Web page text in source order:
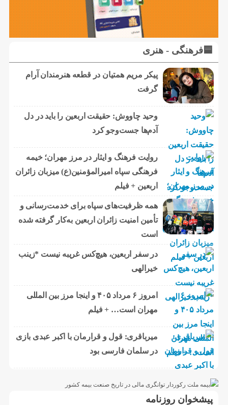
🟦فرهنگی - هنری
پیکر مریم همتیان در قطعه هنرمندان آرام
گرفت
وحید چاووش: حقیقت اربعین را باید در دل
آدم‌ها جست‌وجو کرد
روایت فرهنگ و ایثار در مرز مهران؛ خیمه
فرهنگی سپاه امیرالمؤمنین(ع) میزبان زائران
اربعین + فیلم
همه ظرفیت‌های سپاه برای خدمت‌رسانی و
تأمین امنیت زائران اربعین به‌کار گرفته شده
است
در سفر اربعین، هیچ‌کس غریبه نیست *زینب
خیرالهی
امروز ۶ مرداد ۴۰۵ و اینجا مرز بین المللی
مهران است… + فیلم
میرباقری: قول و قرارمان با اکبر عبدی بازی
در سلمان فارسی بود
پیشخوان روزنامه